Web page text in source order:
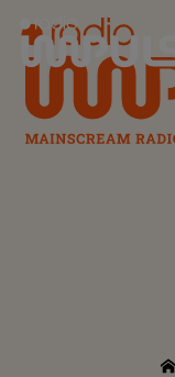
Radio Impuls